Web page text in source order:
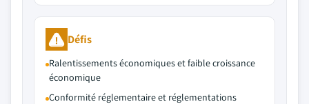
Défis
Ralentissements économiques et faible croissance
économique
Conformité réglementaire et réglementations